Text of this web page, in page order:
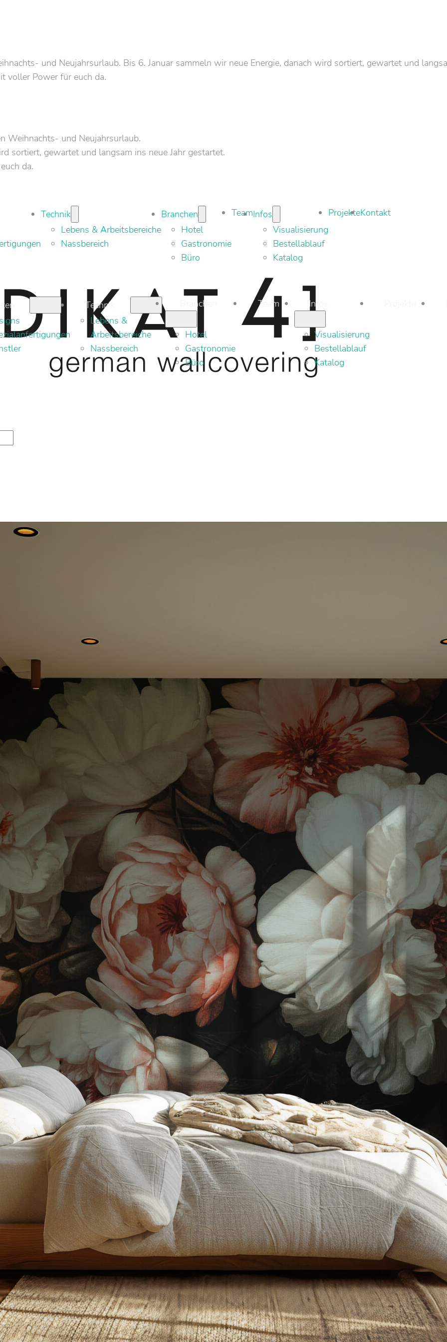
und Neujahrsurlaub. Bis 6. Januar sammeln wir neue Energie, danach wird sortiert, gewartet und
voller Power für euch da.
Weihnachts- und Neujahrsurlaub.
sortiert, gewartet und langsam ins neue Jahr gestartet.
da.
Technik
Lebens & Arbeitsbereiche
Nassbereich
Branchen
Hotel
Gastronomie
Büro
TeamInfos
Visualisierung
Bestellablauf
Katalog
ProjekteKontakt
Technik
Lebens &
Arbeitsbereiche
Nassbereich
Branchen
Hotel
Gastronomie
Büro
Team Infos
Visualisierung
Bestellablauf
Katalog